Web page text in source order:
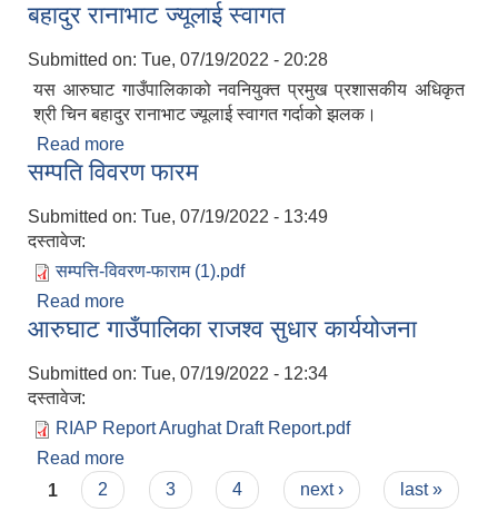
बहादुर रानाभाट ज्यूलाई स्वागत
Submitted on: Tue, 07/19/2022 - 20:28
यस आरुघाट गाउँपालिकाको नवनियुक्त प्रमुख प्रशासकीय अधिकृत
श्री चिन बहादुर रानाभाट ज्यूलाई स्वागत गर्दाको झलक।
Read more
बहादुर रानाभाट ज्यूलाई स्वागत
सम्पति विवरण फारम
Submitted on: Tue, 07/19/2022 - 13:49
दस्तावेज:
सम्पत्ति-विवरण-फाराम (1).pdf
Read more
आरुघाट गाउँपालिका राजश्व सुधार कार्ययोजना
Submitted on: Tue, 07/19/2022 - 12:34
दस्तावेज:
RIAP Report Arughat Draft Report.pdf
Read more
Pages
1 2 3 4 next › last »